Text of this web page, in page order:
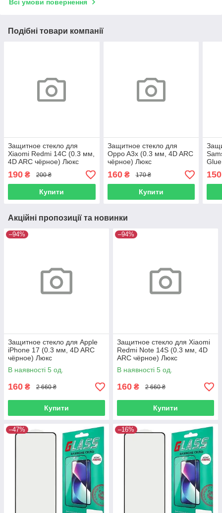
Всі умови повернення
Подібні товари компанії
Защитное стекло для
Xiaomi Redmi 14C (0.3 мм,
4D ARC чёрное) Люкс
190 ₴ 200 ₴
Купити
Защитное стекло для
Oppo A3x (0.3 мм, 4D ARC
чёрное) Люкс
160₴ 170 ₴
Купити
150
Акційні пропозиції та новинки
–94%
Защитное стекло для Apple
iPhone 17 (0.3 мм, 4D ARC
чёрное) Люкс
В наявності 5 од.
160 ₴ 2 660 ₴
Купити
–94%
Защитное стекло для Xiaomi
Redmi Note 14S (0.3 мм, 4D
ARC чёрное) Люкс
В наявності 5 од.
160 ₴ 2 660 ₴
Купити
–47% –16%